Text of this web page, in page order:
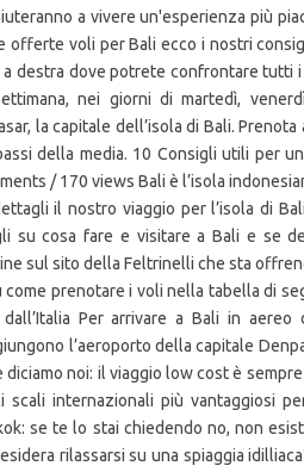
a vivere un'esperienza più
offerte voli per Bali ecco i nostri
destra dove potrete confrontare tutti
nei giorni di martedì,
la capitale dell’isola di Bali.
della media. 10 Consigli utili per
/ 170 views Bali è l’isola
il nostro viaggio per l’isola di
su cosa fare e visitare a Bali e se
sul sito della Feltrinelli che sta
prenotare i voli nella tabella di
Per arrivare a Bali in aereo
l’aeroporto della capitale
noi: il viaggio low cost è
internazionali più vantaggiosi
se te lo stai chiedendo no, non
rilassarsi su una spiaggia